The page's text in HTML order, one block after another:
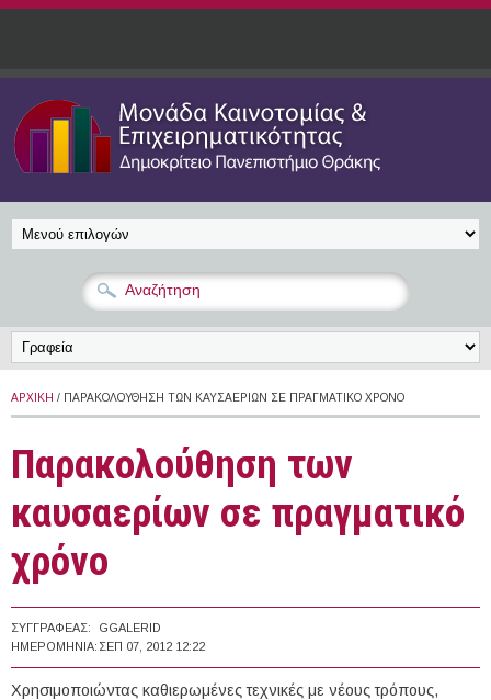
Παράκαμψη προς το κυρίως περιεχόμενο
ΑΡΧΙΚΉ / ΠΑΡΑΚΟΛΟΎΘΗΣΗ ΤΩΝ ΚΑΥΣΑΕΡΊΩΝ ΣΕ ΠΡΑΓΜΑΤΙΚΌ ΧΡΌΝΟ
Παρακολούθηση των
καυσαερίων σε πραγματικό
χρόνο
ΣΥΓΓΡΑΦΈΑΣ:
GGALERID
ΗΜΕΡΟΜΗΝΊΑ: ΣΕΠ 07, 2012 12:22
Χρησιμοποιώντας καθιερωμένες τεχνικές με νέους τρόπους,